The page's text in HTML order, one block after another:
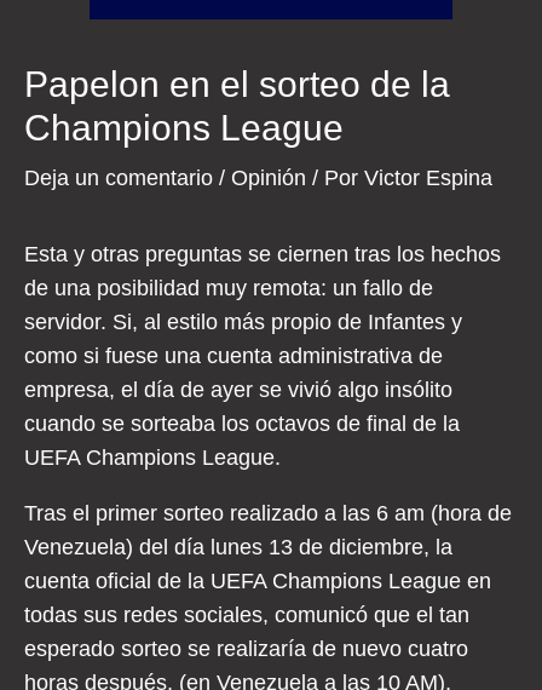
Papelon en el sorteo de la
Champions League
Deja un comentario / Opinión / Por Victor Espina
Esta y otras preguntas se ciernen tras los hechos
de una posibilidad muy remota: un fallo de
servidor. Si, al estilo más propio de Infantes y
como si fuese una cuenta administrativa de
empresa, el día de ayer se vivió algo insólito
cuando se sorteaba los octavos de final de la
UEFA Champions League.
Tras el primer sorteo realizado a las 6 am (hora de
Venezuela) del día lunes 13 de diciembre, la
cuenta oficial de la UEFA Champions League en
todas sus redes sociales, comunicó que el tan
esperado sorteo se realizaría de nuevo cuatro
horas después, (en Venezuela a las 10 AM),